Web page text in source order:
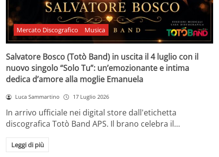
Mercato Discografico Musica
Salvatore Bosco (Totò Band) in uscita il 4 luglio con il
nuovo singolo “Solo Tu”: un’emozionante e intima
dedica d’amore alla moglie Emanuela
Luca Sammartino 17 Luglio 2026
In arrivo ufficiale nei digital store dall'etichetta
discografica Totò Band APS. Il brano celebra il…
Leggi di più